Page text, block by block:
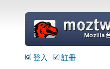
=
登入 註冊